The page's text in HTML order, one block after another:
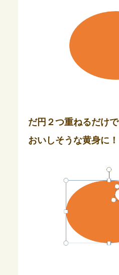
だ円２つ重ねるだけで
おいしそうな黄身に！